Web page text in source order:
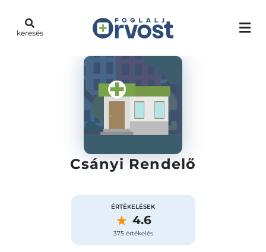
keresés
Csányi Rendelő
ÉRTÉKELÉSEK
4.6
375 értékelés